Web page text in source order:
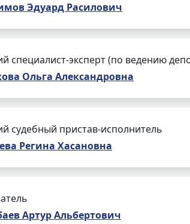
Эдуард Расилович
специалист-эксперт (по ведению
Ольга Александровна
судебный пристав-исполнитель
Регина Хасановна
Артур Альбертович